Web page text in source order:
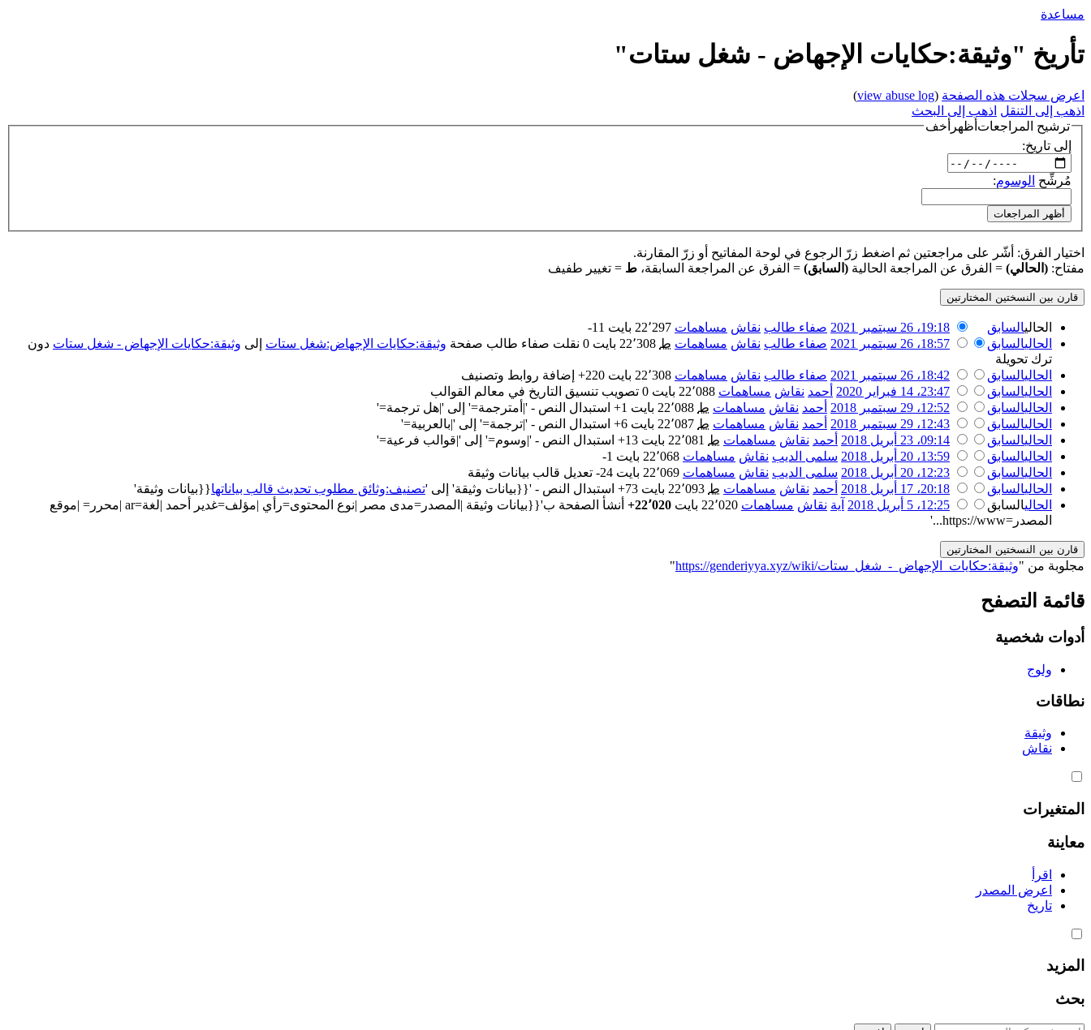
مساعدة
تأريخ "وثيقة:حكايات الإجهاض - شغل ستات"
اعرض سجلات هذه الصفحة (
view abuse log
)
اذهب إلى التنقل اذهب إلى البحث
ترشيح المراجعات أظهر أخف
إلى تاريخ:
مُرشِّح الوسوم:
أظهر المراجعات
اختيار الفرق: أشّر على مراجعتين ثم اضغط زرّ الرجوع في لوحة المفاتيح أو زرّ المقارنة.
مفتاح: (الحالي) = الفرق عن المراجعة الحالية (السابق) = الفرق عن المراجعة السابقة، ط = تغيير طفيف
الحاليالسابق 19:18، 26 سبتمبر 2021 صفاء طالب نقاش مساهمات 22٬297 بايت
-11
الحاليالسابق 18:57، 26 سبتمبر 2021 صفاء طالب نقاش مساهمات ط 22٬308 بايت 0 نقلت صفاء طالب صفحة وثيقة:حكايات الإجهاض:شغل ستات إلى وثيقة:حكايات الإجهاض - شغل ستات دون
ترك تحويلة
الحاليالسابق 18:42، 26 سبتمبر 2021 صفاء طالب نقاش مساهمات 22٬308 بايت +220 إضافة روابط وتصنيف
الحاليالسابق 23:47، 14 فبراير 2020 أحمد نقاش مساهمات 22٬088 بايت 0 تصويب تنسيق التاريخ في معالم القوالب
الحاليالسابق 12:52، 29 سبتمبر 2018 أحمد نقاش مساهمات ط 22٬088 بايت +1 استبدال النص - '|أمترجمة=' إلى '|هل ترجمة='
الحاليالسابق 12:43، 29 سبتمبر 2018 أحمد نقاش مساهمات ط 22٬087 بايت +6 استبدال النص - '|ترجمة=' إلى '|بالعربية='
الحاليالسابق 09:14، 23 أبريل 2018 أحمد نقاش مساهمات ط 22٬081 بايت +13 استبدال النص - '|وسوم=' إلى '|قوالب فرعية='
الحاليالسابق 13:59، 20 أبريل 2018 سلمى الديب نقاش مساهمات 22٬068 بايت
-1
الحاليالسابق 12:23، 20 أبريل 2018 سلمى الديب نقاش مساهمات 22٬069 بايت -24 تعديل قالب بيانات وثيقة
الحاليالسابق 20:18، 17 أبريل 2018 أحمد نقاش مساهمات ط 22٬093 بايت +73 استبدال النص - '{{بيانات وثيقة' إلى 'تصنيف:وثائق مطلوب تحديث قالب بياناتها{{بيانات وثيقة'
الحاليالسابق 12:25، 5 أبريل 2018 آية نقاش مساهمات 22٬020 بايت +22٬020
أنشأ الصفحة ب'{{بيانات وثيقة |المصدر=مدى مصر |نوع المحتوى=رأي |مؤلف=غدير أحمد |لغة=ar |محرر= |موقع
المصدر=https://www...'
مجلوبة من "https://genderiyya.xyz/wiki/وثيقة:حكايات_الإجهاض_-_شغل_ستات "
قائمة التصفح
أدوات شخصية
ولوج
نطاقات
وثيقة
نقاش
المتغيرات
معاينة
اقرأ
اعرض المصدر
تاريخ
المزيد
بحث